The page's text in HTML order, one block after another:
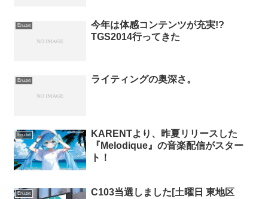
Eru.txt
今年は体感コンテンツが充実!?
TGS2014行ってきた
Eru.txt ライティングの奥深さ。
Eru.txt
KARENTより、昨夏リリースした
『Melodique』の音楽配信がスター
ト！
Eru.txt
C103当選しました[土曜日 東地区